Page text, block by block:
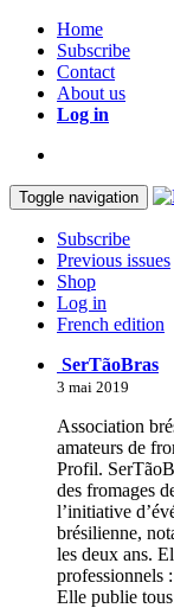
Home
Subscribe
Contact
About us
Log in
Toggle navigation
Subscribe
Previous issues
Shop
Log in
French edition
SerTãoBras
3 mai 2019
Association
amateurs de
Profil.
des fromages
l’initiative
brésilienne,
les deux ans.
professionnels
Elle publie